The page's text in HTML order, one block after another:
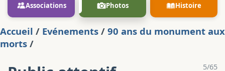
Associations Photos Histoire
Accueil / Evénements / 90 ans du monument aux
morts /
5/65